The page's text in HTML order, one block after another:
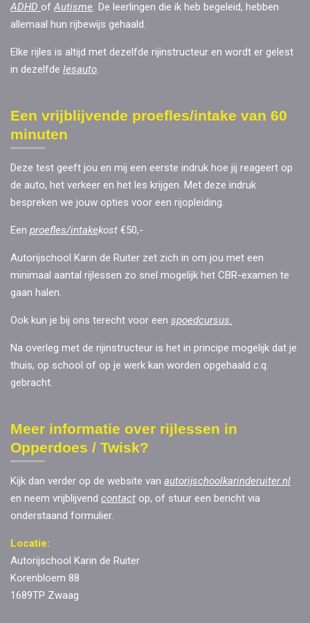
ADHD of Autisme. De leerlingen die ik heb begeleid, hebben
allemaal hun rijbewijs gehaald.
Elke rijles is altijd met dezelfde rijinstructeur en wordt er gelest
in dezelfde lesauto.
Een vrijblijvende proefles/intake van 60
minuten
Deze test geeft jou en mij een eerste indruk hoe jij reageert op
de auto, het verkeer en het les krijgen. Met deze indruk
bespreken we jouw opties voor een rijopleiding.
Een proefles/intakekost €50,-
Autorijschool Karin de Ruiter zet zich in om jou met een
minimaal aantal rijlessen zo snel mogelijk het CBR-examen te
gaan halen.
Ook kun je bij ons terecht voor een spoedcursus.
Na overleg met de rijinstructeur is het in principe mogelijk dat je
thuis, op school of op je werk kan worden opgehaald c.q.
gebracht.
Meer informatie over rijlessen in
Opperdoes / Twisk?
Kijk dan verder op de website van autorijschoolkarinderuiter.nl
en neem vrijblijvend contact op, of stuur een bericht via
onderstaand formulier.
Locatie:
Autorijschool Karin de Ruiter
Korenbloem 88
1689TP Zwaag